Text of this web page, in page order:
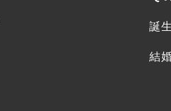
誕
結